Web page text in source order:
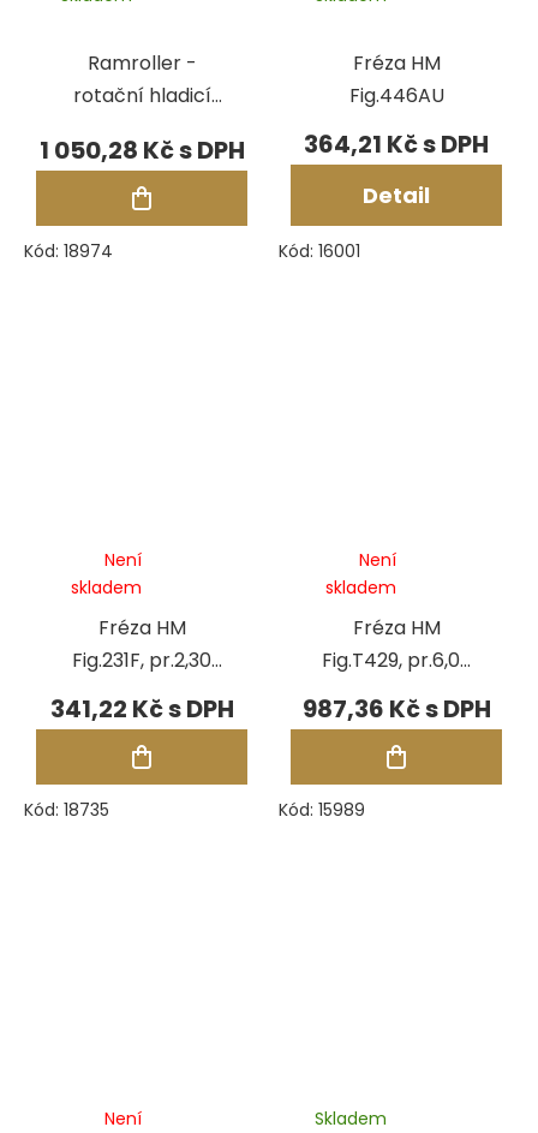
Ramroller -
rotační hladicí
Fig.RR426F,
pr.6,00 mm
1 050,28 Kč
Kód: 18974
Fréza HM
Fig.446AU
364,21 Kč
Detail
Kód: 16001
Fréza HM
Fig.231F, pr.2,30
mm
Není
skladem
341,22 Kč
Kód: 18735
Fréza HM
Fig.T429, pr.6,00
mm
Není
skladem
987,36 Kč
Kód: 15989
Není
Skladem